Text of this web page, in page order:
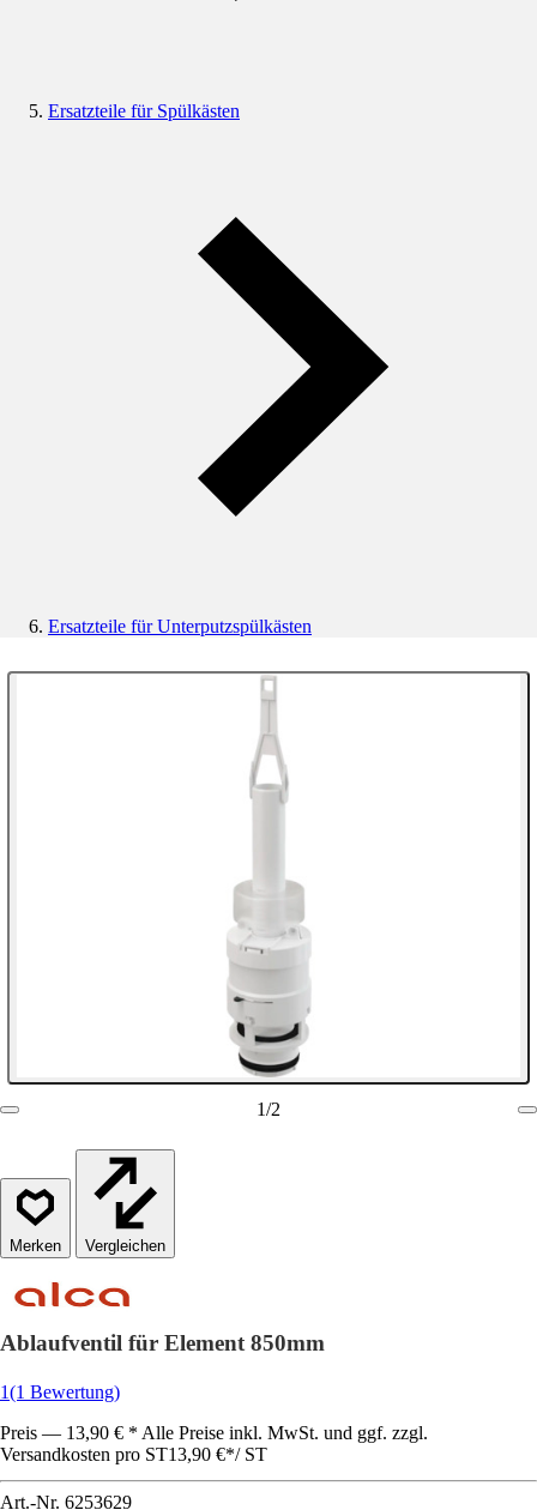
Ersatzteile für Spülkästen
Ersatzteile für Unterputzspülkästen
1/2
Vergleichen
Ablaufventil für Element 850mm
1(1 Bewertung)
Preis — 13,90 € * Alle Preise inkl. MwSt. und ggf. zzgl.
Versandkosten pro ST13,90 €*/ ST
Art.-Nr. 6253629